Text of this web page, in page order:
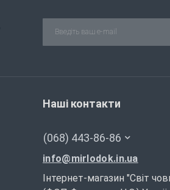
Наші контакти
(068) 443-86-86
info@mirlodok.in.ua
Інтернет-магазин "Світ